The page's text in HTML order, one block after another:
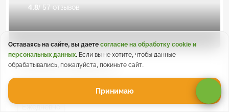
4.8/ 57 отзывов
Экскурсия на Джилы-Су
Оставаясь на сайте, вы даете согласие на обработку cookie и
персональных данных. Если вы не хотите, чтобы данные
обрабатывались, пожалуйста, покиньте сайт.
Принимаю